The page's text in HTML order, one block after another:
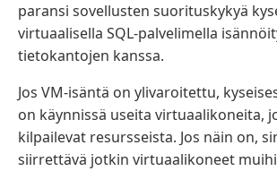
paransi sovellusten suorituskykyä
virtuaalisella SQL-palvelimella
tietokantojen kanssa.
Jos VM-isäntä on ylivaroitettu,
on käynnissä useita virtuaalikoneita,
kilpailevat resursseista. Jos näin on,
siirrettävä jotkin virtuaalikoneet